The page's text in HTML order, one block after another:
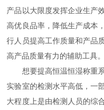
产品以大限度发挥企业生产
高优良品率，降低生产成本
行人员提高工作质量和产品
高产品质量有力的辅助工具。
想要提高恒温恒湿称重系
实验室的检测水平高低，一
大程度上是由检测人员的综